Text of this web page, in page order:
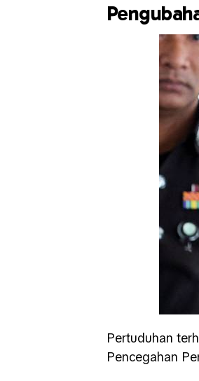
Pertuduhan
Pencegahan